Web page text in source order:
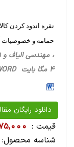
نقره اندود کردن
حمامه و خصوصیات
4 مگا بایت WORD
دانلود رایگان
قیمت :
شناسه محصول: